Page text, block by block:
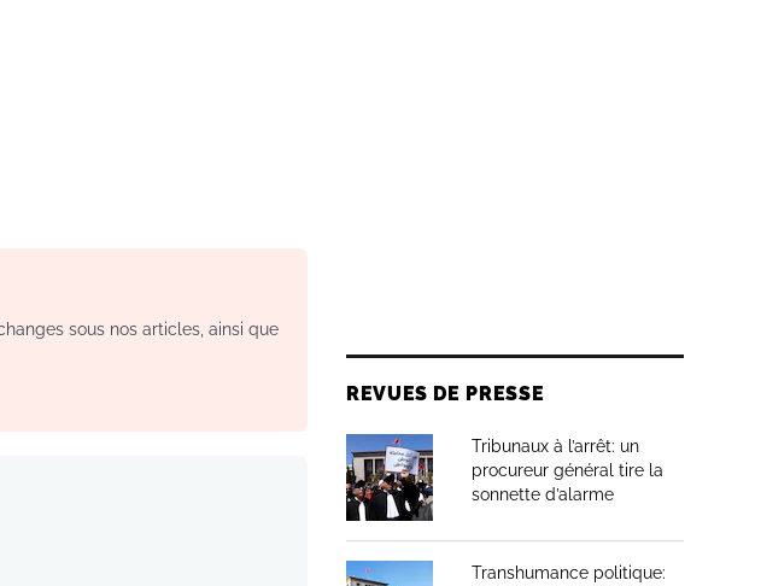
sous nos articles, ainsi que
REVUES DE PRESSE
Tribunaux à l’arrêt: un
procureur général tire la
sonnette d’alarme
Transhumance politique: